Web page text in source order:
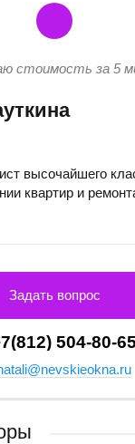
стоимость за 5
высочайшего
квартир и
Задать вопрос
504-80-65